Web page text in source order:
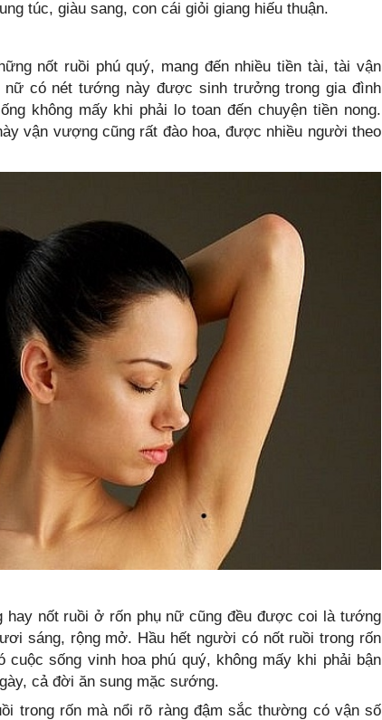
túc, giàu sang, con cái giỏi giang hiếu thuận.
nốt ruồi phú quý, mang đến nhiều tiền tài, tài vận
có nét tướng này được sinh trưởng trong gia đình
không mấy khi phải lo toan đến chuyện tiền nong.
vận vượng cũng rất đào hoa, được nhiều người theo
hay nốt ruồi ở rốn phụ nữ cũng đều được coi là tướng
sáng, rộng mở. Hầu hết người có nốt ruồi trong rốn
cuộc sống vinh hoa phú quý, không mấy khi phải bận
cả đời ăn sung mặc sướng.
trong rốn mà nổi rõ ràng đậm sắc thường có vận số